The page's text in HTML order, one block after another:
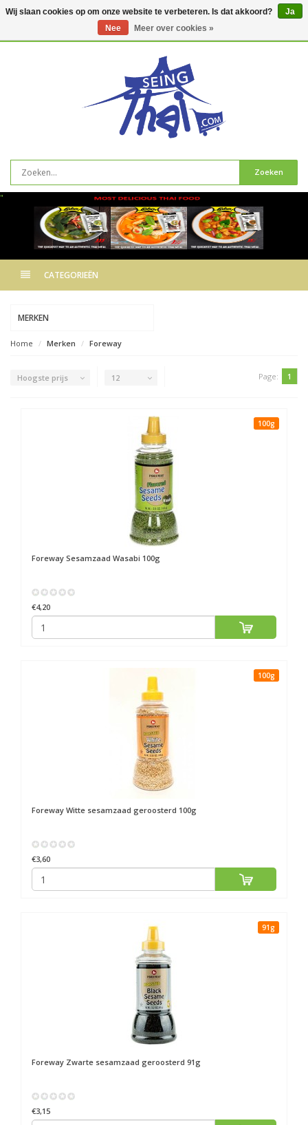
Zoeken
"
CATEGORIEËN
MERKEN
Home Merken Foreway
Hoogste prijs 12 Page: 1
100g
Foreway Sesamzaad Wasabi 100g
€4,20
100g
Foreway Witte sesamzaad geroosterd 100g
€3,60
91g
Foreway Zwarte sesamzaad geroosterd 91g
€3,15
Wij slaan cookies op om onze website te verbeteren. Is dat akkoord?
Ja
Nee
Meer over cookies »